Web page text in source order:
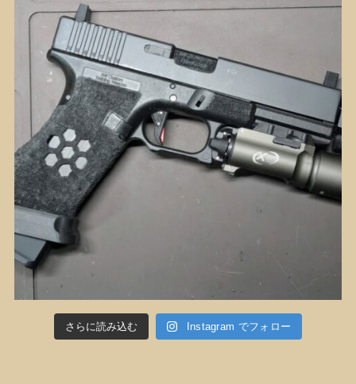
さらに読み込む Instagram でフォロー